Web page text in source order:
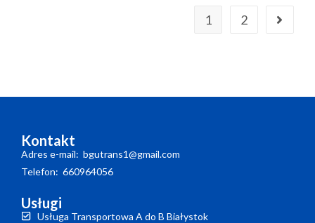
1 2
Kontakt
Adres e-mail: bgutrans1@gmail.com
Telefon: 660964056
Usługi
Usługa Transportowa A do B Białystok